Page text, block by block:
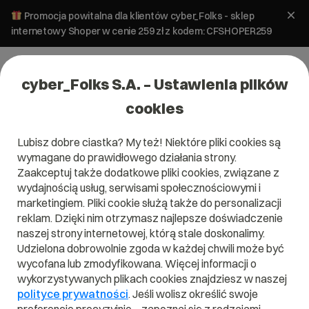
Promocja powitalna dla klientów cyber_Folks - sklep
internetowy Shoper w cenie 259 zł z kodem: CFSHOPER259
Czym jest Backlink?
Przeczytaj czym jestBacklinkw naszym słowniku.
Pomoże Ci to lepiej zrozumieć, czym dokładnie jest
cyber_Folks S.A. – Ustawienia plików
cookies
Lubisz dobre ciastka? My też! Niektóre pliki cookies są
wymagane do prawidłowego działania strony.
Zaakceptuj także dodatkowe pliki cookies, związane z
wydajnością usług, serwisami społecznościowymi i
marketingiem. Pliki cookie służą także do personalizacji
reklam. Dzięki nim otrzymasz najlepsze doświadczenie
naszej strony internetowej, którą stale doskonalimy.
Udzielona dobrowolnie zgoda w każdej chwili może być
wycofana lub zmodyfikowana. Więcej informacji o
wykorzystywanych plikach cookies znajdziesz w naszej
polityce prywatności. Jeśli wolisz określić swoje